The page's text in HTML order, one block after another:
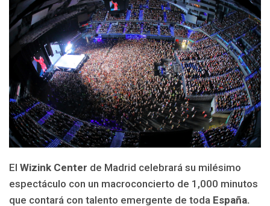
El Wizink Center de Madrid celebrará su milésimo
espectáculo con un macroconcierto de 1,000 minutos
que contará con talento emergente de toda España.